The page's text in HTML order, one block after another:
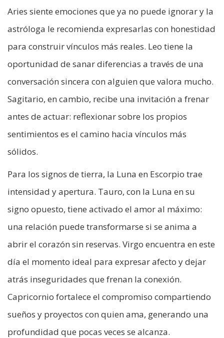
Aries siente emociones que ya no puede ignorar y la
astróloga le recomienda expresarlas con honestidad
para construir vínculos más reales. Leo tiene la
oportunidad de sanar diferencias a través de una
conversación sincera con alguien que valora mucho.
Sagitario, en cambio, recibe una invitación a frenar
antes de actuar: reflexionar sobre los propios
sentimientos es el camino hacia vínculos más
sólidos.
Para los signos de tierra, la Luna en Escorpio trae
intensidad y apertura. Tauro, con la Luna en su
signo opuesto, tiene activado el amor al máximo:
una relación puede transformarse si se anima a
abrir el corazón sin reservas. Virgo encuentra en este
día el momento ideal para expresar afecto y dejar
atrás inseguridades que frenan la conexión.
Capricornio fortalece el compromiso compartiendo
sueños y proyectos con quien ama, generando una
profundidad que pocas veces se alcanza.